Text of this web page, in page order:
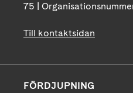
75 |
Till kontaktsidan
FÖRDJUPNING